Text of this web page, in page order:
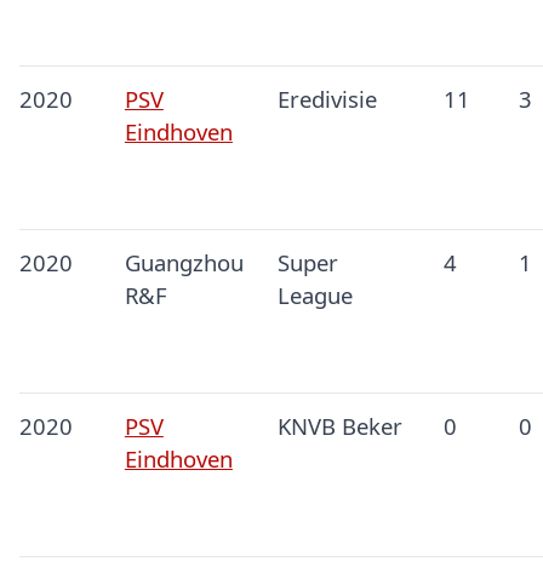
2020
PSV
Eindhoven
Eredivisie 11 3
2020
Guangzhou
R&F
Super
League
4 1
2020
PSV
Eindhoven
KNVB Beker 0 0